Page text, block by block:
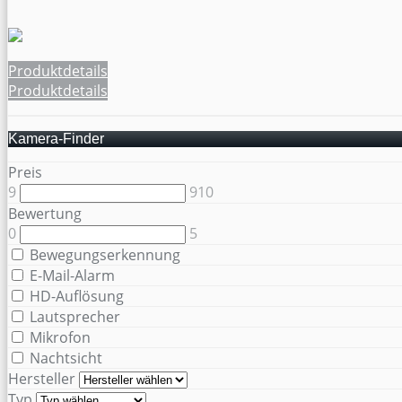
Produktdetails
Produktdetails
Kamera-Finder
Preis
9
910
Bewertung
0
5
Bewegungserkennung
E-Mail-Alarm
HD-Auflösung
Lautsprecher
Mikrofon
Nachtsicht
Hersteller